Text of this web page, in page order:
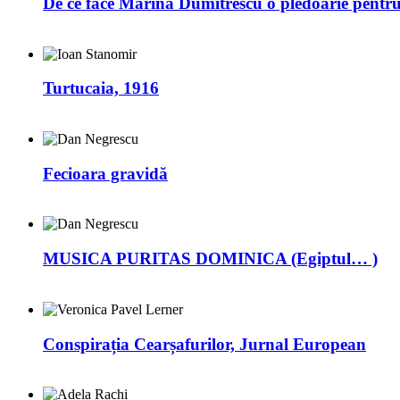
Turtucaia, 1916
Fecioara gravidă
MUSICA PURITAS DOMINICA (Egiptul… )
Conspirația Cearșafurilor, Jurnal European